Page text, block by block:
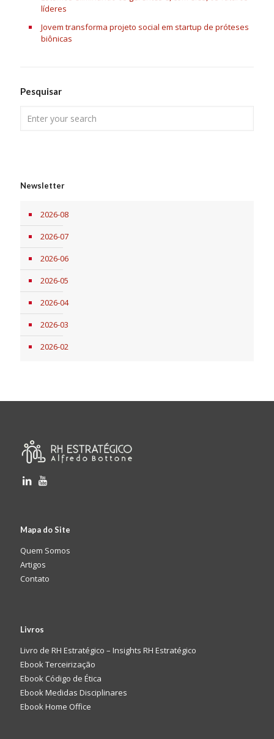
líderes
Jovem transforma projeto social em startup de próteses
biônicas
Pesquisar
Newsletter
2026-08
2026-07
2026-06
2026-05
2026-04
2026-03
2026-02
Mapa do Site
Quem Somos
Artigos
Contato
Livros
Livro de RH Estratégico – Insights RH Estratégico
Ebook Terceirização
Ebook Código de Ética
Ebook Medidas Disciplinares
Ebook Home Office